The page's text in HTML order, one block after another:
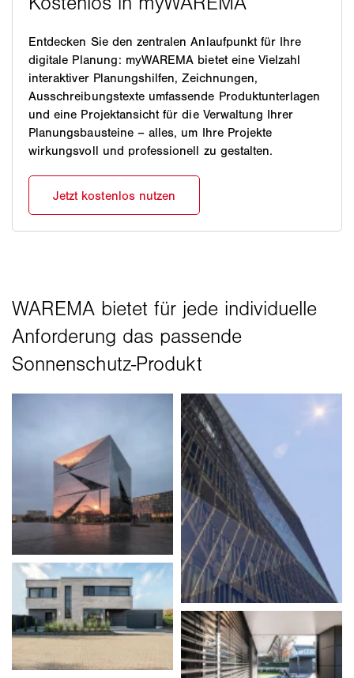
Entdecken Sie den zentralen Anlaufpunkt für Ihre
digitale Planung: myWAREMA bietet eine Vielzahl
interaktiver Planungshilfen, Zeichnungen,
Ausschreibungstexte umfassende Produktunterlagen
und eine Projektansicht für die Verwaltung Ihrer
Planungsbausteine – alles, um Ihre Projekte
wirkungsvoll und professionell zu gestalten.